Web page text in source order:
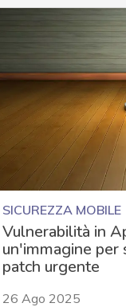
SICUREZZA MOBILE
Vulnerabilità in
un'immagine per
patch urgente
26 Ago 2025